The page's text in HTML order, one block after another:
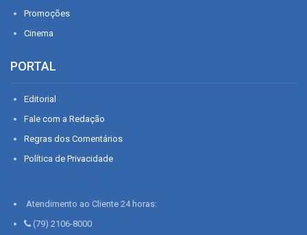
Promoções
Cinema
PORTAL
Editorial
Fale com a Redação
Regras dos Comentários
Política de Privacidade
Atendimento ao Cliente 24 horas:
(79) 2106-8000